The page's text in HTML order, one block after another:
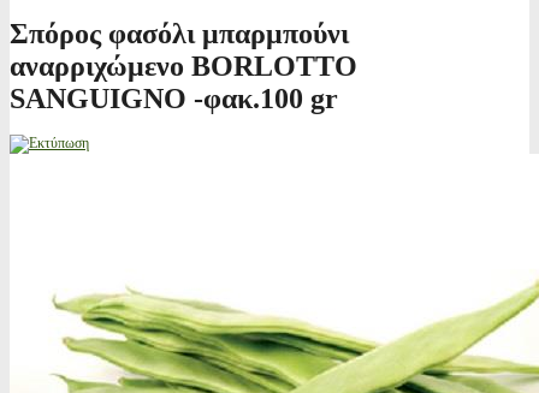
Σπόρος φασόλι μπαρμπούνι
αναρριχώμενο BORLOTTO
SANGUIGNO -φακ.100 gr